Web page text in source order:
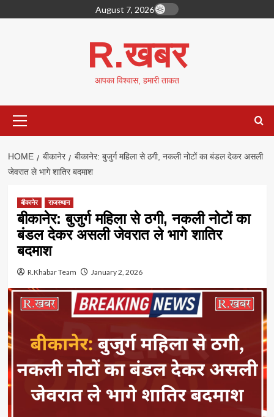
to
August 7, 2026
R.खबर
आपका विश्वास, हमारी ताकत
Menu
HOME बीकानेर
बीकानेर: बुजुर्ग महिला से ठगी, नकली नोटों का बंडल देकर असली
जेवरात ले भागे शातिर बदमाश
बीकानेर राजस्थान
बीकानेर: बुजुर्ग महिला से ठगी, नकली नोटों का
बंडल देकर असली जेवरात ले भागे शातिर
बदमाश
R.Khabar Team January 2, 2026